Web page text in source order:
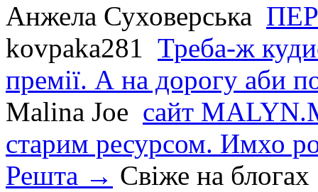
Анжела Суховерська
kovpaka281 Треба-ж
премії. А на дорогу аби
Malina Joe сайт
старим ресурсом. Имхо
Решта → Свіже на блогах